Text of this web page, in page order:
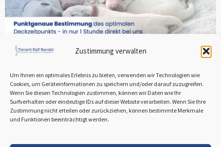
Zustimmung verwalten
Um Ihnen ein optimales Erlebnis zu bieten, verwenden wir Technologien wie
Cookies, um Geräteinformationen zu speichern und/oder darauf zuzugreifen.
Wenn Sie diesen Technologien zustimmen, können wir Daten wie Ihr
Surfverhalten oder eindeutige IDs auf dieser Website verarbeiten. Wenn Sie Ihre
Zustimmung nicht erteilen oder zurückziehen, können bestimmte Merkmale
und Funktionen beeinträchtigt werden.
Mehr erfahren